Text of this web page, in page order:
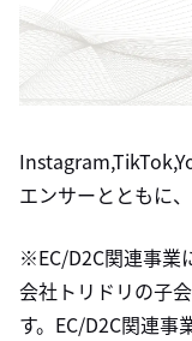
エンサーとともに
※EC/D2C関連事業
会社トリドリの子
す。EC/D2C関連事